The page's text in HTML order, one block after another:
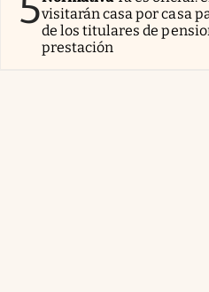
visitarán casa por casa
de los titulares de
prestación